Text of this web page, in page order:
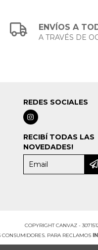
ENVÍOS A
A TRAVÉS DE
REDES SOCIALES
RECIBÍ TODAS LAS
NOVEDADES!
COPYRIGHT CANVAZ -
PARA RECLAMOS